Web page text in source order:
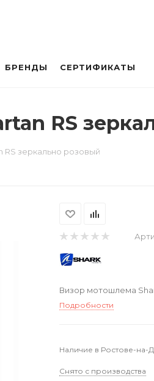
БРЕНДЫ СЕРТИФИКАТЫ
RS
зеркально розовый
Визор мотошлема
Подробности
Наличие в Ростове-на-
Снято с производства